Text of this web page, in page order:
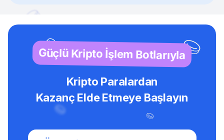
Güçlü Kripto İşlem Botlarıyla
Kripto Paralardan
Kazanç Elde Etmeye Başlayın